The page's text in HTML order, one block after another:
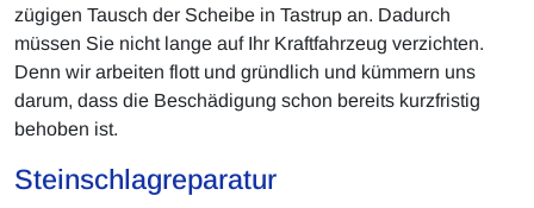
zügigen Tausch der Scheibe in Tastrup an. Dadurch
müssen Sie nicht lange auf Ihr Kraftfahrzeug verzichten.
Denn wir arbeiten flott und gründlich und kümmern uns
darum, dass die Beschädigung schon bereits kurzfristig
behoben ist.
Steinschlagreparatur